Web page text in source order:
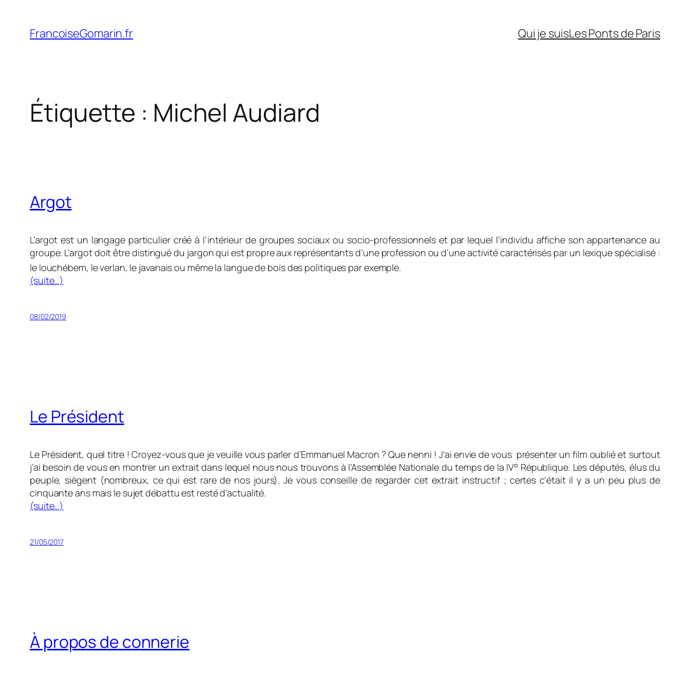
contenu
FrancoiseGomarin.fr Qui je suisLes Ponts de Paris
Étiquette : Michel Audiard
Argot
L’argot est un langage particulier créé à l’intérieur de groupes sociaux ou socio-professionnels et par lequel l’individu affiche son appartenance au
groupe. L’argot doit êtredistingué du jargon qui est propre aux représentants d’une profession ou d’une activité caractérisés par un lexique spécialisé :
le louchébem, le verlan, le javanais ou même la langue de bois des politiques par exemple.
(suite…)
08/02/2019
Le Président
Le Président, quel titre ! Croyez-vous que je veuille vous parler d’Emmanuel Macron ? Que nenni ! J’ai envie de vous présenter un film oublié et surtout
j’ai besoin de vous en montrer un extrait dans lequel nous nous trouvons à l’Assemblée Nationale du temps de la IV° République. Les députés, élus du
peuple, siègent (nombreux, ce qui est rare de nos jours). Je vous conseille de regarder cet extrait instructif ; certes c’était il y a un peu plus de
cinquante ans mais le sujet débattu est resté d’actualité.
(suite…)
21/05/2017
À propos de connerie